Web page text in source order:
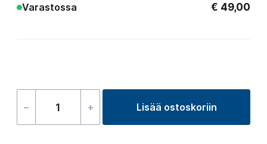
Varastossa € 49,00
–
Waterfall
+ Lisää ostoskoriin